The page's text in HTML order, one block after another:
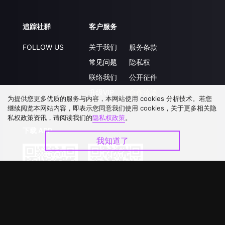
追踪社群
FOLLOW US
客户服务
关于我们
常见问题
联络我们
服务条款
隐私权
公开征件
下载 APP
为提供您更多优质的服务与内容，本网站使用 cookies 分析技术。若您
继续阅览本网站内容，即表示您同意我们使用 cookies，关于更多相关隐
私权政策资讯，请阅读我们的隐私权政策。
我知道了